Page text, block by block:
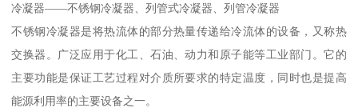
冷凝器——不锈钢冷凝器、列管式冷凝器、列管冷凝器
不锈钢冷凝器是将热流体的部分热量传递给冷流体的设备，又称热
交换器。广泛应用于化工、石油、动力和原子能等工业部门。它的
主要功能是保证工艺过程对介质所要求的特定温度，同时也是提高
能源利用率的主要设备之一。